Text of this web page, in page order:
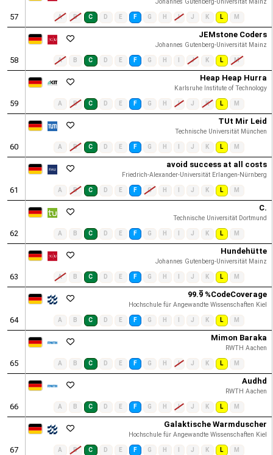
57 A B C D E F G H I J K L M
JEMstone Coders
Johannes Gutenberg-Universität Mainz
58 A B C D E F G H J K L M
Heap Heap Hurra
Karlsruhe Institute of Technology
59 A B C D E F G H I J K L M
TUt Mir Leid
Technische Universität München
60 A B C D E F G H J K L M
avoid success at all costs
Friedrich-Alexander-Universität Erlangen-Nürnberg
61 A B C D E F G H J K L M
C.
Technische Universität Dortmund
62 A B C D E F G H J K L M
Hundehütte
Johannes Gutenberg-Universität Mainz
63 A B C D E F G H J K L M
99.9̅ %CodeCoverage
Hochschule für Angewandte Wissenschaften Kiel
64 A B C D E F G H J K L M
Mimon Baraka
RWTH Aachen
65 A B C D E F G H I J K L M
Audhd
RWTH Aachen
66 A B C D E F G H I J K L M
Galaktische Warmduscher
Hochschule für Angewandte Wissenschaften Kiel
67 A B C D E F G H J K L M